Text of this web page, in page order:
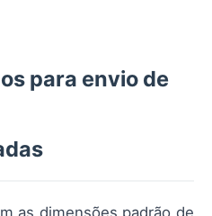
para envio de
as dimensões padrão de